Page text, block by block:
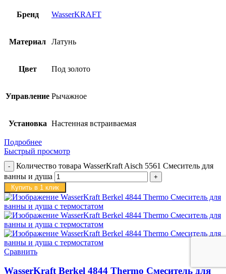
Бренд WasserKRAFT
Материал Латунь
Цвет Под золото
Управление Рычажное
Установка Настенная встраиваемая
Подробнее
Быстрый просмотр
Количество товара WasserKraft Aisch 5561 Смеситель для
ванны и душа
Купить в 1 клик
Сравнить
WasserKraft Berkel 4844 Thermo Смеситель для